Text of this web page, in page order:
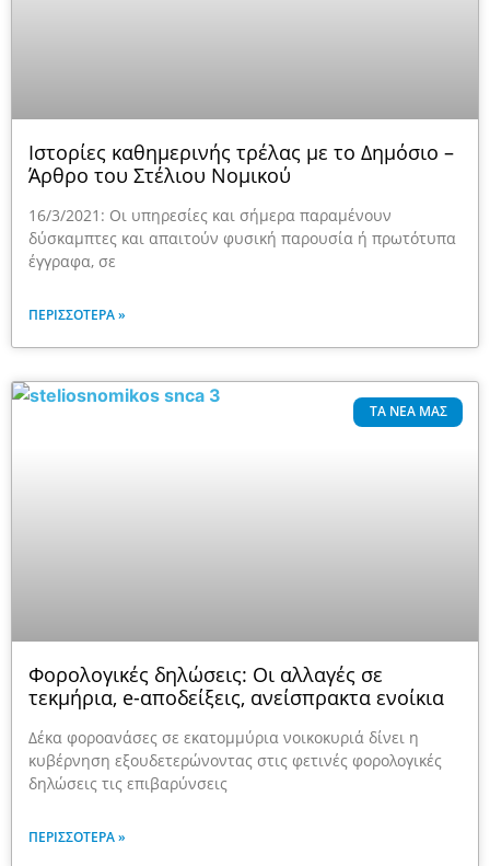
Ιστορίες καθημερινής τρέλας με το Δημόσιο –
Άρθρο του Στέλιου Νομικού
16/3/2021: Οι υπηρεσίες και σήμερα παραμένουν
δύσκαμπτες και απαιτούν φυσική παρουσία ή πρωτότυπα
έγγραφα, σε
ΠΕΡΙΣΣΌΤΕΡΑ »
ΤΑ ΝΈΑ ΜΑΣ
Φορολογικές δηλώσεις: Οι αλλαγές σε
τεκμήρια, e-αποδείξεις, ανείσπρακτα ενοίκια
Δέκα φοροανάσες σε εκατομμύρια νοικοκυριά δίνει η
κυβέρνηση εξουδετερώνοντας στις φετινές φορολογικές
δηλώσεις τις επιβαρύνσεις
ΠΕΡΙΣΣΌΤΕΡΑ »